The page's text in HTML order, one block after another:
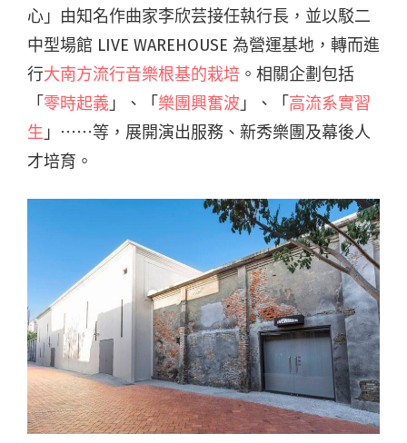
心」由知名作曲家李欣芸接任執行長，並以駁二
中型場館 LIVE WAREHOUSE 為營運基地，轉而進
行大南方流行音樂根基的栽培 。相關企劃包括
「 零時起義」、「 樂團興奮波」、「 高流系實習
生」⋯⋯等，展開演出服務、新秀樂團及幕後人
才培育。